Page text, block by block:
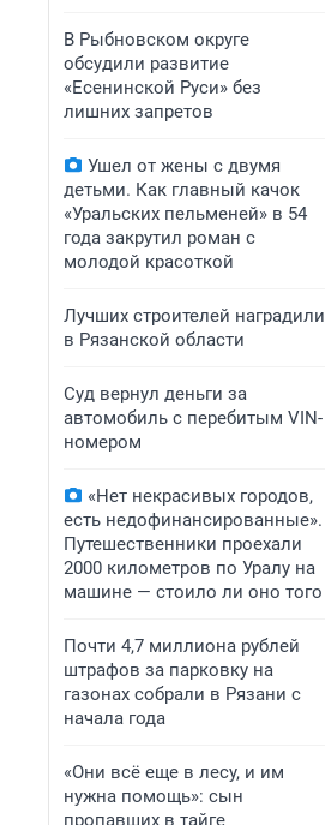
В Рыбновском округе
обсудили развитие
«Есенинской Руси» без
лишних запретов
Ушел от жены с двумя
детьми. Как главный качок
«Уральских пельменей» в 54
года закрутил роман с
молодой красоткой
Лучших строителей наградили
в Рязанской области
Суд вернул деньги за
автомобиль с перебитым VIN-
номером
«Нет некрасивых городов,
есть недофинансированные».
Путешественники проехали
2000 километров по Уралу на
машине — стоило ли оно того
Почти 4,7 миллиона рублей
штрафов за парковку на
газонах собрали в Рязани с
начала года
«Они всё еще в лесу, и им
нужна помощь»: сын
пропавших в тайге